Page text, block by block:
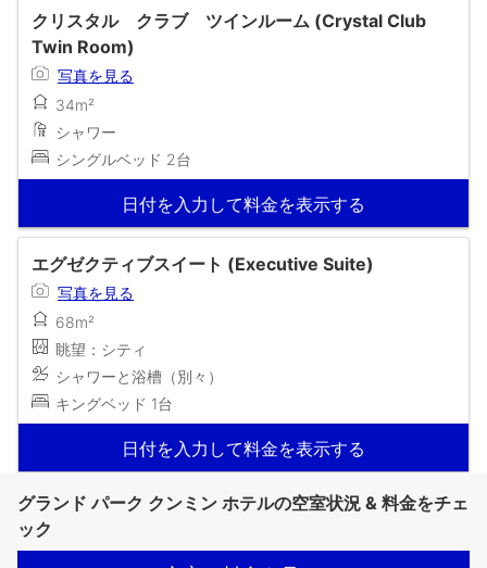
クリスタル クラブ ツインルーム (Crystal Club
Twin Room)
写真を見る
34m²
シャワー
シングルベッド 2台
日付を入力して料金を表示する
エグゼクティブスイート (Executive Suite)
写真を見る
68m²
眺望：シティ
シャワーと浴槽（別々）
キングベッド 1台
日付を入力して料金を表示する
グランド パーク クンミン ホテルの空室状況 & 料金をチェ
ック